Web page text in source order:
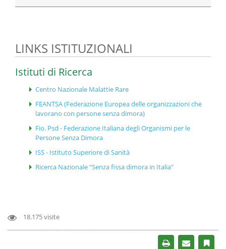
LINKS ISTITUZIONALI
Istituti di Ricerca
Centro Nazionale Malattie Rare
FEANTSA (Federazione Europea delle organizzazioni che
lavorano con persone senza dimora)
Fio. Psd - Federazione Italiana degli Organismi per le
Persone Senza Dimora
ISS - Istituto Superiore di Sanità
Ricerca Nazionale "Senza fissa dimora in Italia"
18.175 visite